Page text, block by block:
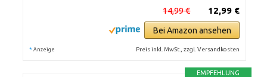
12,99 €
14,99 €
Bei Amazon ansehen
* Anzeige Preis inkl. MwSt., zzgl. Versandkosten
EMPFEHLUNG